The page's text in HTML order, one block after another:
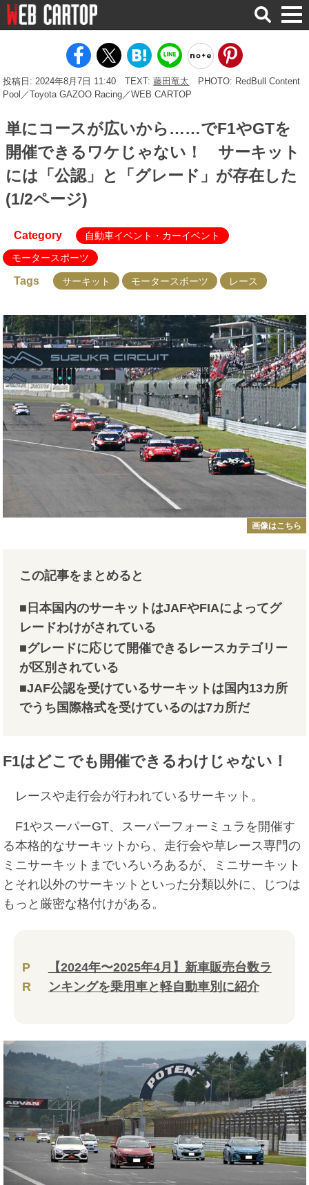
検
索
投稿日: 2024年8月7日 11:40 TEXT:藤田竜太
PHOTO: RedBull Content
Pool／Toyota GAZOO Racing／WEB CARTOP
単にコースが広いから……でF1やGTを
開催できるワケじゃない！ サーキット
には「公認」と「グレード」が存在した
(1/2ページ)
Category
自動車イベント・カーイベント
モータースポーツ
Tags サーキット モータースポーツ レース
画像はこちら
この記事をまとめると
■日本国内のサーキットはJAFやFIAによってグ
レードわけがされている
■グレードに応じて開催できるレースカテゴリー
が区別されている
■JAF公認を受けているサーキットは国内13カ所
でうち国際格式を受けているのは7カ所だ
F1はどこでも開催できるわけじゃない！
レースや走行会が行われているサーキット。
F1やスーパーGT、スーパーフォーミュラを開催す
る本格的なサーキットから、走行会や草レース専門の
ミニサーキットまでいろいろあるが、ミニサーキット
とそれ以外のサーキットといった分類以外に、じつは
もっと厳密な格付けがある。
P
R
【2024年〜2025年4月】新車販売台数ラ
ンキングを乗用車と軽自動車別に紹介